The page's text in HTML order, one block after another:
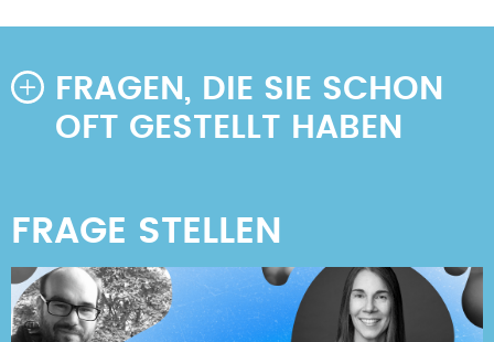
FRAGEN, DIE SIE SCHON
OFT GESTELLT HABEN